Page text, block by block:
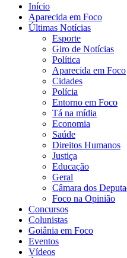
Início
Aparecida em Foco
Últimas Notícias
Esporte
Giro de Notícias
Política
Aparecida em Foco
Cidades
Polícia
Entorno em Foco
Tá na mídia
Economia
Saúde
Direitos Humanos
Justiça
Educação
Geral
Câmara dos
Foco na Opinião
Concursos
Colunistas
Goiânia em Foco
Eventos
Vídeos